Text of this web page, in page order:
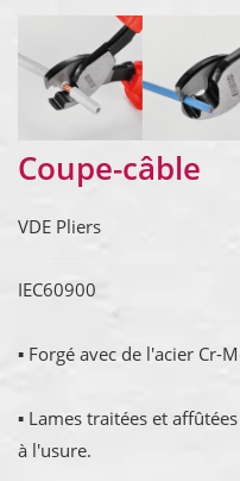
Coupe-câble
VDE Pliers
IEC60900
▪ Forgé avec de l'acier Cr-
▪ Lames traitées et
à l'usure.